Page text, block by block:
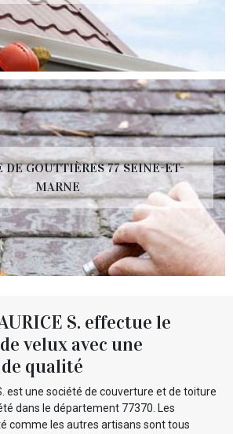
DE GOUTTIÈRES 77 SEINE-ET-
MARNE
S. effectue le
velux avec une
qualité
est une société de couverture et de toiture
dans le département 77370. Les
comme les autres artisans sont tous